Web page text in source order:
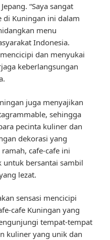
“Saya sangat
di Kuningan ini dalam
menu
Indonesia.
dan menyukai
keberlangsungan
juga menyajikan
sehingga
pecinta kuliner dan
dekorasi yang
cafe-cafe ini
untuk bersantai sambil
lezat.
sensasi mencicipi
cafe Kuningan yang
tempat-tempat
kuliner yang unik dan